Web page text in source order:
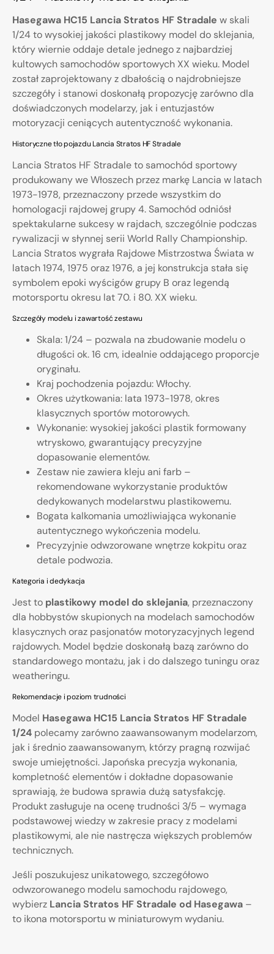
Hasegawa HC15 Lancia Stratos HF Stradale w skali
1/24 to wysokiej jakości plastikowy model do sklejania,
który wiernie oddaje detale jednego z najbardziej
kultowych samochodów sportowych XX wieku. Model
został zaprojektowany z dbałością o najdrobniejsze
szczegóły i stanowi doskonałą propozycję zarówno dla
doświadczonych modelarzy, jak i entuzjastów
motoryzacji ceniących autentyczność wykonania.
Historyczne tło pojazdu Lancia Stratos HF Stradale
Lancia Stratos HF Stradale to samochód sportowy
produkowany we Włoszech przez markę Lancia w latach
1973-1978, przeznaczony przede wszystkim do
homologacji rajdowej grupy 4. Samochód odniósł
spektakularne sukcesy w rajdach, szczególnie podczas
rywalizacji w słynnej serii World Rally Championship.
Lancia Stratos wygrała Rajdowe Mistrzostwa Świata w
latach 1974, 1975 oraz 1976, a jej konstrukcja stała się
symbolem epoki wyścigów grupy B oraz legendą
motorsportu okresu lat 70. i 80. XX wieku.
Szczegóły modelu i zawartość zestawu
Skala: 1/24 – pozwala na zbudowanie modelu o
długości ok. 16 cm, idealnie oddającego proporcje
oryginału.
Kraj pochodzenia pojazdu: Włochy.
Okres użytkowania: lata 1973-1978, okres
klasycznych sportów motorowych.
Wykonanie: wysokiej jakości plastik formowany
wtryskowo, gwarantujący precyzyjne
dopasowanie elementów.
Zestaw nie zawiera kleju ani farb –
rekomendowane wykorzystanie produktów
dedykowanych modelarstwu plastikowemu.
Bogata kalkomania umożliwiająca wykonanie
autentycznego wykończenia modelu.
Precyzyjnie odwzorowane wnętrze kokpitu oraz
detale podwozia.
Kategoria i dedykacja
Jest to plastikowy model do sklejania, przeznaczony
dla hobbystów skupionych na modelach samochodów
klasycznych oraz pasjonatów motoryzacyjnych legend
rajdowych. Model będzie doskonałą bazą zarówno do
standardowego montażu, jak i do dalszego tuningu oraz
weatheringu.
Rekomendacje i poziom trudności
Model Hasegawa HC15 Lancia Stratos HF Stradale
1/24 polecamy zarówno zaawansowanym modelarzom,
jak i średnio zaawansowanym, którzy pragną rozwijać
swoje umiejętności. Japońska precyzja wykonania,
kompletność elementów i dokładne dopasowanie
sprawiają, że budowa sprawia dużą satysfakcję.
Produkt zasługuje na ocenę trudności 3/5 – wymaga
podstawowej wiedzy w zakresie pracy z modelami
plastikowymi, ale nie nastręcza większych problemów
technicznych.
Jeśli poszukujesz unikatowego, szczegółowo
odwzorowanego modelu samochodu rajdowego,
wybierz Lancia Stratos HF Stradale od Hasegawa –
to ikona motorsportu w miniaturowym wydaniu.